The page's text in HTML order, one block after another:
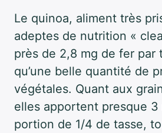
Le quinoa, aliment très
adeptes de nutrition «
près de 2,8 mg de fer par
qu’une belle quantité de
végétales. Quant aux
elles apportent presque
portion de 1/4 de tasse,